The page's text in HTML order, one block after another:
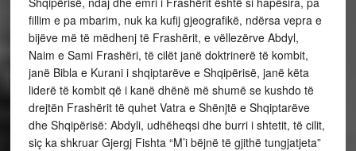
fillim e pa mbarim, nuk ka kufij gjeografikë, ndërsa vepra e
bijëve më të mëdhenj të Frashërit, e vëllezërve Abdyl,
Naim e Sami Frashëri, të cilët janë doktrinerë të kombit,
janë Bibla e Kurani i shqiptarëve e Shqipërisë, janë këta
liderë të kombit që i kanë dhënë më shumë se kushdo të
drejtën Frashërit të quhet Vatra e Shënjtë e Shqiptarëve
dhe Shqipërisë: Abdyli, udhëheqsi dhe burri i shtetit, të cilit,
siç ka shkruar Gjergj Fishta “M’i bëjnë të gjithë tungjatjeta”